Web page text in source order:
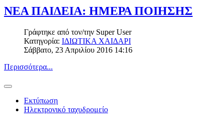
ΝΕΑ ΠΑΙΔΕΙΑ: ΗΜΕΡΑ ΠΟΙΗΣΗΣ
Γράφτηκε από τον/την Super User
Κατηγορία: ΙΔΙΩΤΙΚΑ ΧΑΙΔΑΡΙ
Σάββατο, 23 Απριλίου 2016 14:16
Περισσότερα...
Εκτύπωση
Ηλεκτρονικό ταχυδρομείο